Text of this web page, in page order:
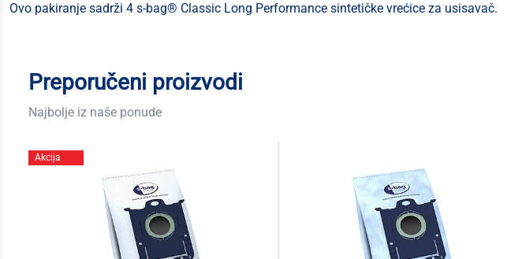
Ovo pakiranje sadrži 4 s-bag® Classic Long Performance sintetičke vrećice za usisavač.
Preporučeni proizvodi
Najbolje iz naše ponude
Akcija